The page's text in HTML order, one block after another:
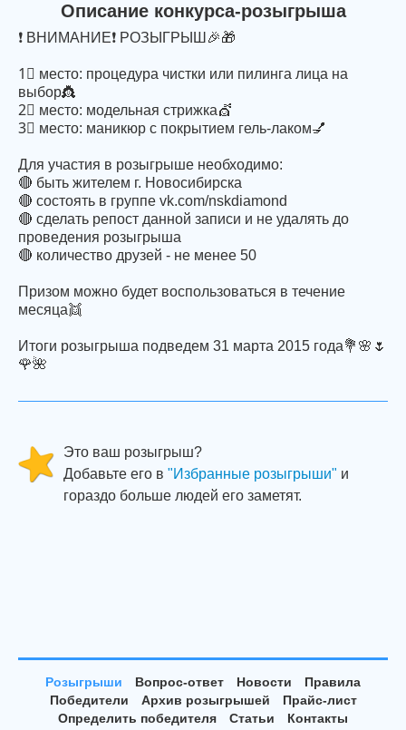
Описание конкурса-розыгрыша
❗️ ВНИМАНИЕ❗️ РОЗЫГРЫШ🎉🎁
1⃣ место: процедура чистки или пилинга лица на
выбор👸
2⃣ место: модельная стрижка💇
3⃣ место: маникюр с покрытием гель-лаком💅
Для участия в розыгрыше необходимо:
🔴 быть жителем г. Новосибирска
🔴 состоять в группе vk.com/nskdiamond
🔴 сделать репост данной записи и не удалять до
проведения розыгрыша
🔴 количество друзей - не менее 50
Призом можно будет воспользоваться в течение
месяца👯
Итоги розыгрыша подведем 31 марта 2015 года💐🌸🌷
🌹🌺
Это ваш розыгрыш?
Добавьте его в "Избранные розыгрыши" и
гораздо больше людей его заметят.
Розыгрыши Вопрос-ответ Новости
Правила
Победители
Архив розыгрышей
Прайс-лист
Определить победителя
Статьи Контакты